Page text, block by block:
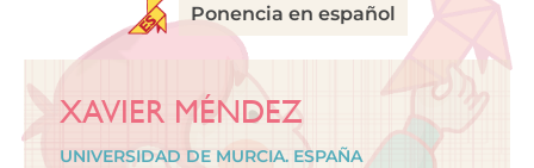
Ponencia en español
XAVIER MÉNDEZ
UNIVERSIDAD DE MURCIA. ESPAÑA